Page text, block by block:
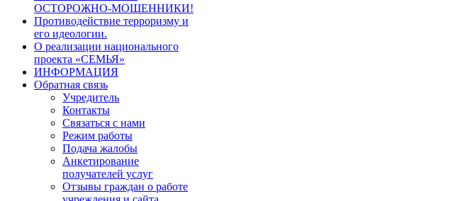
ОСТОРОЖНО-МОШЕННИКИ!
Противодействие терроризму и
его идеологии.
О реализации национального
проекта «СЕМЬЯ»
ИНФОРМАЦИЯ
Обратная связь
Учредитель
Контакты
Связаться с нами
Режим работы
Подача жалобы
Анкетирование
получателей услуг
Отзывы граждан о работе